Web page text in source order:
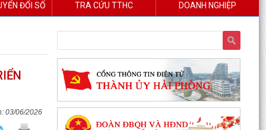
ĐỔI SỐ TRA CỨU TTHC DOANH NGHIỆP
03/06/2026